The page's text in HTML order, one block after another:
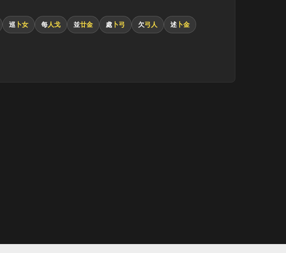
巡 卜女 每人戈 並廿金 處 卜弓 欠弓人 述 卜金